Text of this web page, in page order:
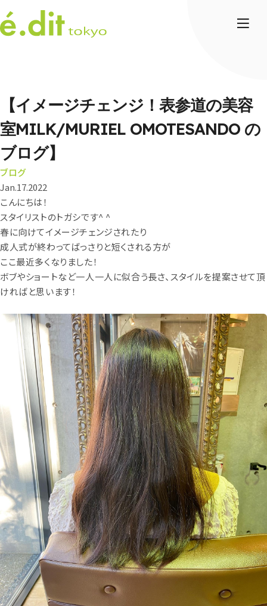
【イメージチェンジ！表参道の美容
室MILK/MURIEL OMOTESANDO の
ブログ】
ブログ
Jan.17.2022
こんにちは！
スタイリストのトガシです^ ^
春に向けてイメージチェンジされたり
成人式が終わってばっさりと短くされる方が
ここ最近多くなりました！
ボブやショートなど一人一人に似合う長さ、スタイルを提案させて頂
ければと思います！